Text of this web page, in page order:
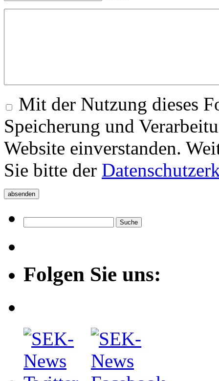
Mit der Nutzung dieses
Speicherung und
Website einverstanden.
Sie bitte der
Folgen Sie uns: